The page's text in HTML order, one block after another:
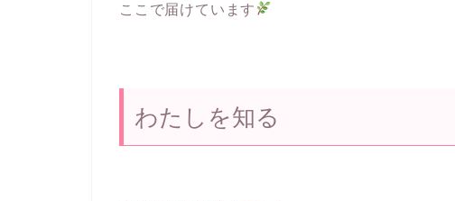
ここで届けています
わたしを知る